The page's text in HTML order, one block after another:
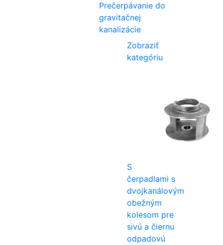
Prečerpávanie do
gravitačnej
kanalizácie
Zobraziť
kategóriu
S
čerpadlami s
dvojkanálovým
obežným
kolesom pre
sivú a čiernu
odpadovú